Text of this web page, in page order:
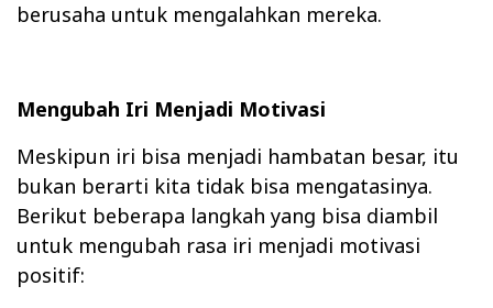
berusaha untuk mengalahkan mereka.
Mengubah Iri Menjadi Motivasi
Meskipun iri bisa menjadi hambatan besar, itu
bukan berarti kita tidak bisa mengatasinya.
Berikut beberapa langkah yang bisa diambil
untuk mengubah rasa iri menjadi motivasi
positif: